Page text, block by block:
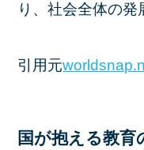
り、社会全体の発
引用元
国が抱える教育